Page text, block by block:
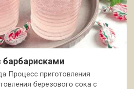
барбарисками
Процесс приготовления
березового сока с